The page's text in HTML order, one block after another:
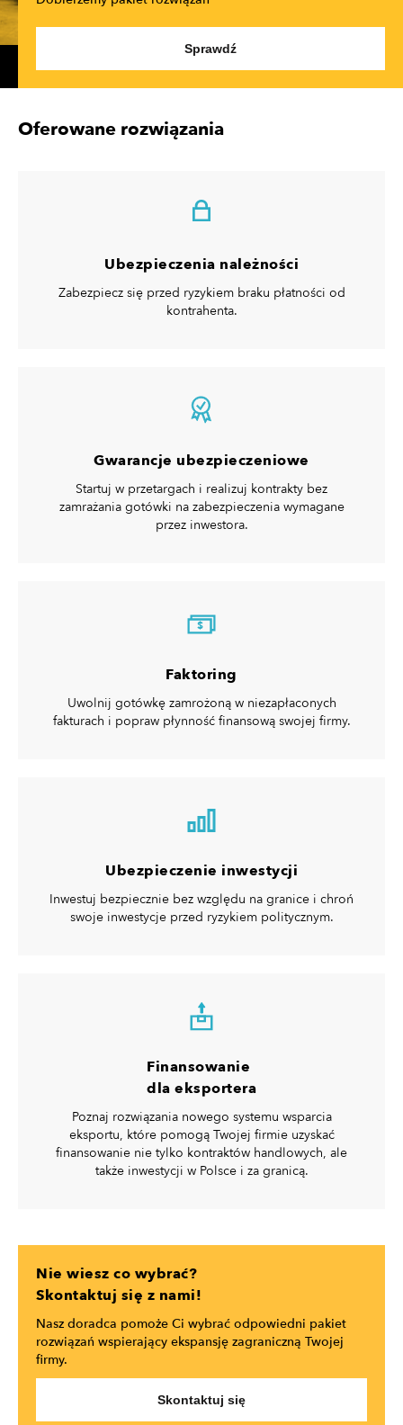
Sprawdź
Oferowane rozwiązania
Ubezpieczenia należności
Zabezpiecz się przed ryzykiem braku płatności od
kontrahenta.
Gwarancje ubezpieczeniowe
Startuj w przetargach i realizuj kontrakty bez
zamrażania gotówki na zabezpieczenia wymagane
przez inwestora.
$
Faktoring
Uwolnij gotówkę zamrożoną w niezapłaconych
fakturach i popraw płynność finansową swojej firmy.
Ubezpieczenie inwestycji
Inwestuj bezpiecznie bez względu na granice i chroń
swoje inwestycje przed ryzykiem politycznym.
Finansowanie
dla eksportera
Poznaj rozwiązania nowego systemu wsparcia
eksportu, które pomogą Twojej firmie uzyskać
finansowanie nie tylko kontraktów handlowych, ale
także inwestycji w Polsce i za granicą.
Nie wiesz co wybrać?
Skontaktuj się z nami!
Nasz doradca pomoże Ci wybrać odpowiedni pakiet
rozwiązań wspierający ekspansję zagraniczną Twojej
firmy.
Skontaktuj się